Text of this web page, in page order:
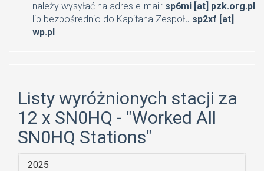
należy wysyłać na adres e-mail: sp6mi [at] pzk.org.pl
lib bezpośrednio do Kapitana Zespołu sp2xf [at]
wp.pl
Listy wyróżnionych stacji za
12 x SN0HQ - "Worked All
SN0HQ Stations"
2025